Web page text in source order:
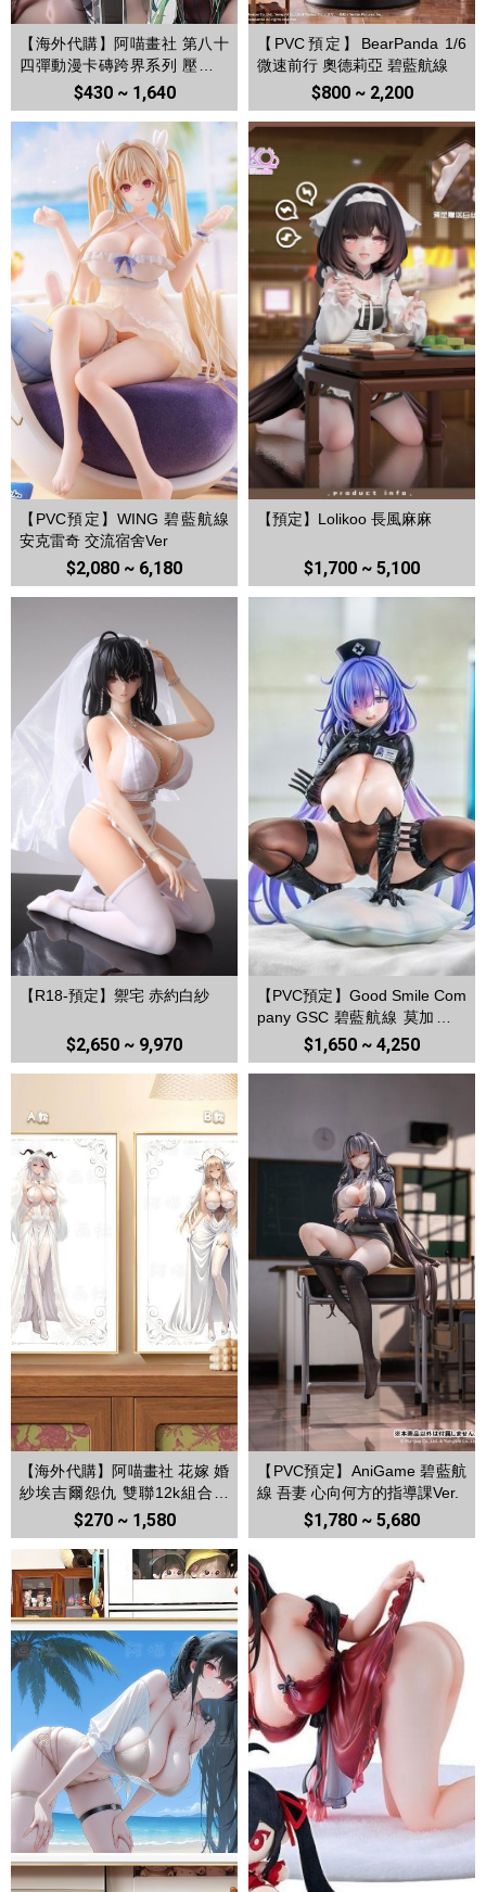
【海外代購】阿喵畫社 第八十
四彈動漫卡磚跨界系列 壓克力
加厚紀念收藏磚卡磚
$430 ~ 1,640
【PVC預定】BearPanda 1/6
微速前行 奧德莉亞 碧藍航線
$800 ~ 2,200
【PVC預定】WING 碧藍航線
安克雷奇 交流宿舍Ver
$2,080 ~ 6,180
【預定】Lolikoo 長風麻麻
$1,700 ~ 5,100
【R18-預定】禦宅 赤約白紗
$2,650 ~ 9,970
【PVC預定】Good Smile Com
pany GSC 碧藍航線 莫加多爾
嗅診的照顧天使Ver.
$1,650 ~ 4,250
【海外代購】阿喵畫社 花嫁 婚
紗埃吉爾怨仇 雙聯12k組合高
清裝飾畫 冰箱貼 等身抱枕
$270 ~ 1,580
【PVC預定】AniGame 碧藍航
線 吾妻 心向何方的指導課Ver.
$1,780 ~ 5,680